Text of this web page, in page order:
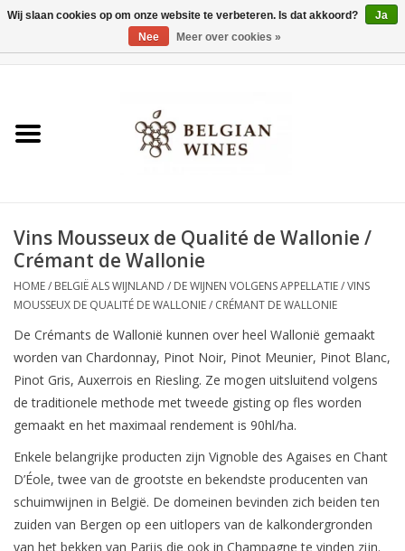
Wijnen
Wijnbar Antwerpen
Over ons
Tasting Tuesdays
Vins Mousseux de Qualité de Wallonie /
Crémant de Wallonie
HOME/ BELGIË ALS WIJNLAND / DE WIJNEN VOLGENS APPELLATIE/VINS
MOUSSEUX DE QUALITÉ DE WALLONIE / CRÉMANT DE WALLONIE
De Crémants de Wallonië kunnen over heel Wallonië gemaakt
worden van Chardonnay, Pinot Noir, Pinot Meunier, Pinot Blanc,
Pinot Gris, Auxerrois en Riesling. Ze mogen uitsluitend volgens
de traditionele methode met tweede gisting op fles worden
gemaakt en het maximaal rendement is 90hl/ha.
Enkele belangrijke producten zijn Vignoble des Agaises en Chant
D’Éole, twee van de grootste en bekendste producenten van
schuimwijnen in België. De domeinen bevinden zich beiden ten
zuiden van Bergen op een uitlopers van de kalkondergronden
van het bekken van Parijs die ook in Champagne te vinden zijn.
Wij slaan cookies op om onze website te verbeteren. Is dat akkoord?
Ja
Nee
Meer over cookies »